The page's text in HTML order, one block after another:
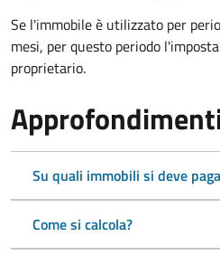
Se l'immobile è utilizzato per
mesi, per questo periodo
proprietario.
Su quali immobili si deve
Come si calcola?